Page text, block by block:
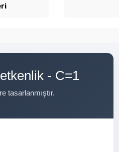
- C=1
tasarlanmıştır.